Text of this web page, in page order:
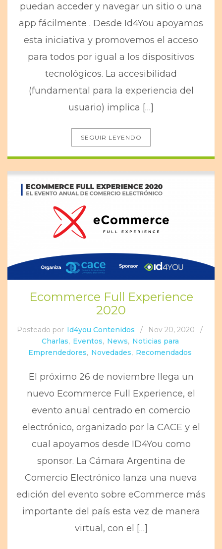
puedan acceder y navegar un sitio o una
app fácilmente . Desde Id4You apoyamos
esta iniciativa y promovemos el acceso
para todos por igual a los dispositivos
tecnológicos. La accesibilidad
(fundamental para la experiencia del
usuario) implica […]
SEGUIR LEYENDO
Ecommerce Full Experience
2020
Posteado por Id4you Contenidos / Nov 20, 2020
/
Charlas, Eventos, News, Noticias para
Emprendedores, Novedades, Recomendados
El próximo 26 de noviembre llega un
nuevo Ecommerce Full Experience, el
evento anual centrado en comercio
electrónico, organizado por la CACE y el
cual apoyamos desde ID4You como
sponsor. La Cámara Argentina de
Comercio Electrónico lanza una nueva
edición del evento sobre eCommerce más
importante del país esta vez de manera
virtual, con el […]